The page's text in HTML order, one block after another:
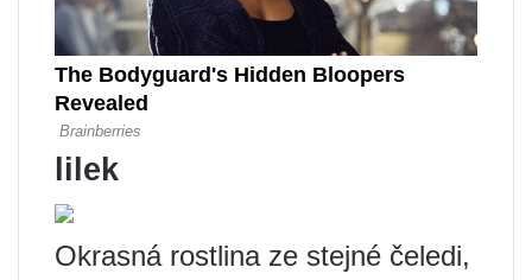
lilek
Okrasná rostlina ze stejné čeledi,